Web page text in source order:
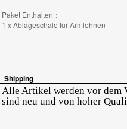
Paket Enthalten：
1 x Ablageschale für Armlehnen
Shipping
Alle Artikel werden vor dem
sind neu und von hoher